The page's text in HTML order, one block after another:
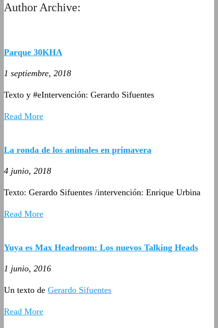
Author Archive:
Parque 30KHA
1 septiembre, 2018
Texto y #eIntervención: Gerardo Sifuentes
Read More
La ronda de los animales en primavera
4 junio, 2018
Texto: Gerardo Sifuentes /intervención: Enrique Urbina
Read More
Yuya es Max Headroom: Los nuevos Talking Heads
1 junio, 2016
Un texto de Gerardo Sifuentes
Read More